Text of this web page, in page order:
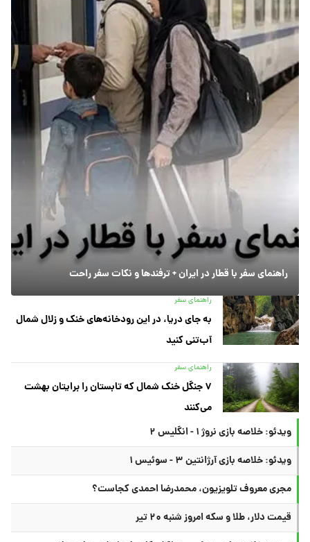
راهنمای سفر با قطار در ایران + ترفندها و نکات سفر راحت
راهنمای سفر
به جای دریا، در این رودخانه‌های خنک و زلال شمال
آب‌تنی کنید
راهنمای سفر
۷ جنگل خنک شمال که تابستان را برایتان بهشت
می‌کنند
ویدئو: خلاصه بازی نروژ ۱ - انگلیس ۲
ویدئو: خلاصه بازی آرژانتین ۳ - سوئیس ۱
مجری معروف تلویزیون، محمدرضا احمدی کجاست؟
قیمت دلار، طلا و سکه امروز شنبه ۲۰ تیر